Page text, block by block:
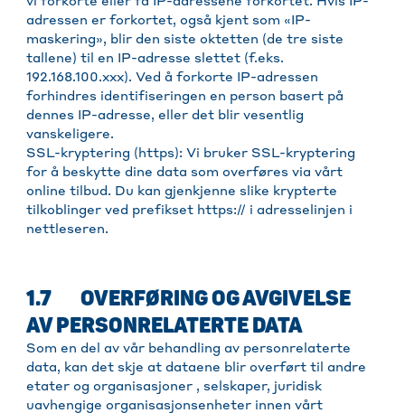
adressen er forkortet, også kjent som «IP-
maskering», blir den siste oktetten (de tre siste
tallene) til en IP-adresse slettet (f.eks.
192.168.100.xxx). Ved å forkorte IP-adressen
forhindres identifiseringen en person basert på
dennes IP-adresse, eller det blir vesentlig
vanskeligere.
SSL-kryptering (https): Vi bruker SSL-kryptering
for å beskytte dine data som overføres via vårt
online tilbud. Du kan gjenkjenne slike krypterte
tilkoblinger ved prefikset https:// i adresselinjen i
nettleseren.
1.7 OVERFØRING OG AVGIVELSE
AV PERSONRELATERTE DATA
Som en del av vår behandling av personrelaterte
data, kan det skje at dataene blir overført til andre
etater og organisasjoner , selskaper, juridisk
uavhengige organisasjonsenheter innen vårt